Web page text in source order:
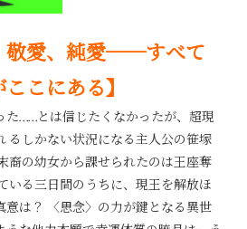
敬愛、純愛──すべて
こにある】
た……とは信じたくなかったが、超現
るしかない状況になる主人公の笹塚
裔の幼女から課せられたのは王座奪
いる三日間のうちに、現王を解放ほ
は？ 〈思念〉の力が鍵となる異世